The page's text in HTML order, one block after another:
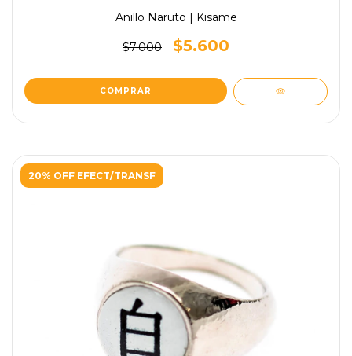
Anillo Naruto | Kisame
$7.000 $5.600
COMPRAR
20% OFF EFECT/TRANSF